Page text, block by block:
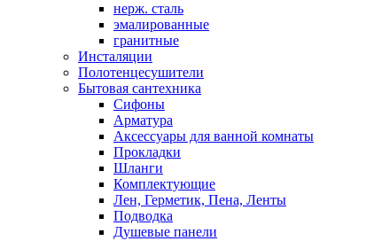
нерж. сталь
эмалированные
гранитные
Инсталяции
Полотенцесушители
Бытовая сантехника
Сифоны
Арматура
Аксессуары для ванной комнаты
Прокладки
Шланги
Комплектующие
Лен, Герметик, Пена, Ленты
Подводка
Душевые панели